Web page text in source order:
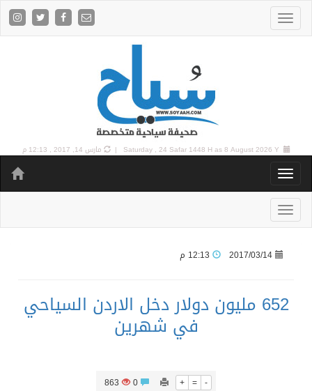
Saturday , 24 Safar 1448 H as8 August 2026 Y | مارس 14, 2017 , 12:13 م
2017/03/14
652 مليون دولار دخل الاردن السياحي
في شهرين
+ = -
863